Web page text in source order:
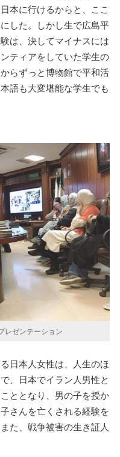
本に行けるからと、ここ
した。しかし生で広島平
は、決してマイナスには
ティアをしていた学生の
らずっと博物館で平和活
語も大変堪能な学生でも
レゼンテーション
日本人女性は、人生のほ
、日本でイラン人男性と
ととなり、男の子を授か
さんを亡くされる経験を
た、戦争被害の生き証人